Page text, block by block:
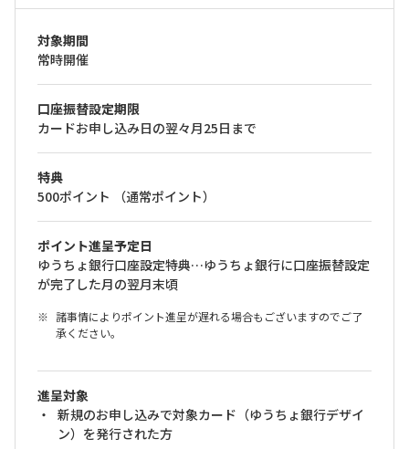
対象期間
常時開催
口座振替設定期限
カードお申し込み日の翌々月25日まで
特典
500ポイント （通常ポイント）
ポイント進呈予定日
ゆうちょ銀行口座設定特典…ゆうちょ銀行に口座振替設定
が完了した月の翌月末頃
諸事情によりポイント進呈が遅れる場合もございますのでご了
承ください。
進呈対象
新規のお申し込みで対象カード（ゆうちょ銀行デザイ
ン）を発行された方